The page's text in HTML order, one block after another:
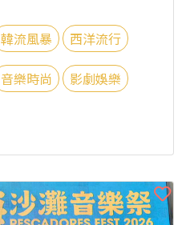
韓流風暴 西洋流行
音樂時尚 影劇娛樂